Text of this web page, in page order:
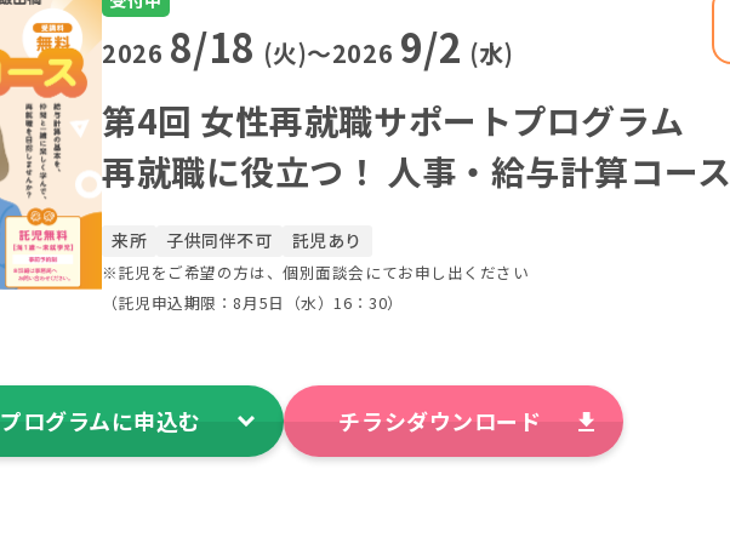
2026 8/18 (火)〜2026 9/2 (水)
第4回 女性再就職サポートプログラム
再就職に役立つ！ 人事・給与計算コース
来所 子供同伴不可 託児あり
※託児をご希望の方は、個別面談会にてお申し出ください
（託児申込期限：8月5日（水）16：30）
プログラムに申込む チラシダウンロード